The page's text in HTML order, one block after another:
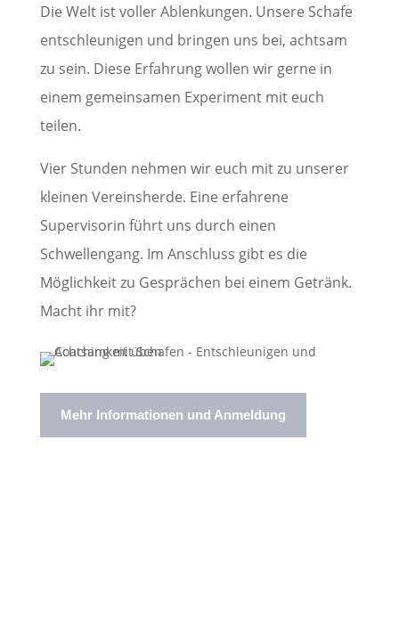
Die Welt ist voller Ablenkungen. Unsere Schafe
entschleunigen und bringen uns bei, achtsam
zu sein. Diese Erfahrung wollen wir gerne in
einem gemeinsamen Experiment mit euch
teilen.
Vier Stunden nehmen wir euch mit zu unserer
kleinen Vereinsherde. Eine erfahrene
Supervisorin führt uns durch einen
Schwellengang. Im Anschluss gibt es die
Möglichkeit zu Gesprächen bei einem Getränk.
Macht ihr mit?
Mehr Informationen und Anmeldung